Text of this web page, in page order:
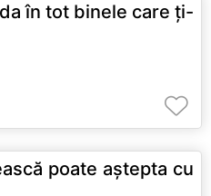
în tot binele care ţi-
poate aştepta cu